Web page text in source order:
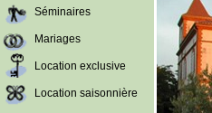
Séminaires
Mariages
Location exclusive
Location saisonnière